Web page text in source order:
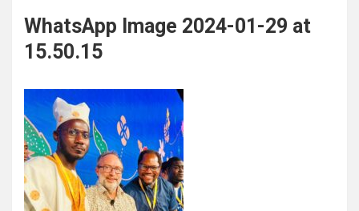
WhatsApp Image 2024-01-29 at
15.50.15